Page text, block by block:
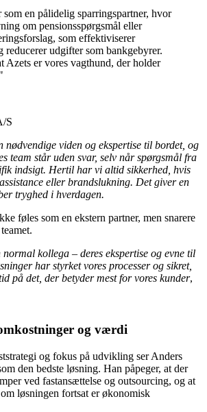
en pålidelig sparringspartner, hvor
om pensionsspørgsmål eller
som effektiviserer
reducerer udgifter som bankgebyrer.
Azets er vores vagthund, der holder
S
nødvendige viden og ekspertise til bordet, og
team står uden svar, selv når spørgsmål fra
indsigt. Hertil har vi altid sikkerhed, hvis
eller brandslukning. Det giver en
tryghed i hverdagen.
føles som en ekstern partner, men snarere
normal kollega – deres ekspertise og evne til
har styrket vores processer og sikret,
på det, der betyder mest for vores kunder,
og værdi
og fokus på udvikling ser Anders
den bedste løsning. Han påpeger, at der
ved fastansættelse og outsourcing, og at
løsningen fortsat er økonomisk